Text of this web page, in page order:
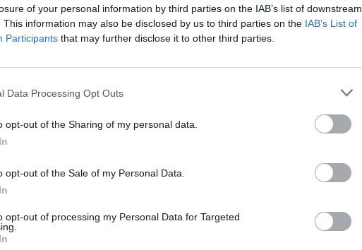
of your personal information by third parties on the IAB’s list of downstream
This information may also be disclosed by us to third parties on the IAB’s List of
Participants that may further disclose it to other third parties.
Data Processing Opt Outs
opt-out of the Sharing of my personal data.
opt-out of the Sale of my Personal Data.
opt-out of processing my Personal Data for Targeted
në polici dhe po mbahet
shqiptar në Vlorë (FOTO
Ekstradimi i paligjshëm i Spartak Dyrmishit,
Greqisë?